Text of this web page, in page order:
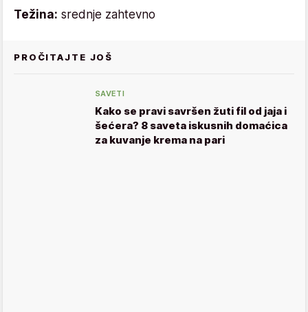
Težina: srednje zahtevno
PROČITAJTE JOŠ
SAVETI
Kako se pravi savršen žuti fil od jaja i
šećera? 8 saveta iskusnih domaćica
za kuvanje krema na pari